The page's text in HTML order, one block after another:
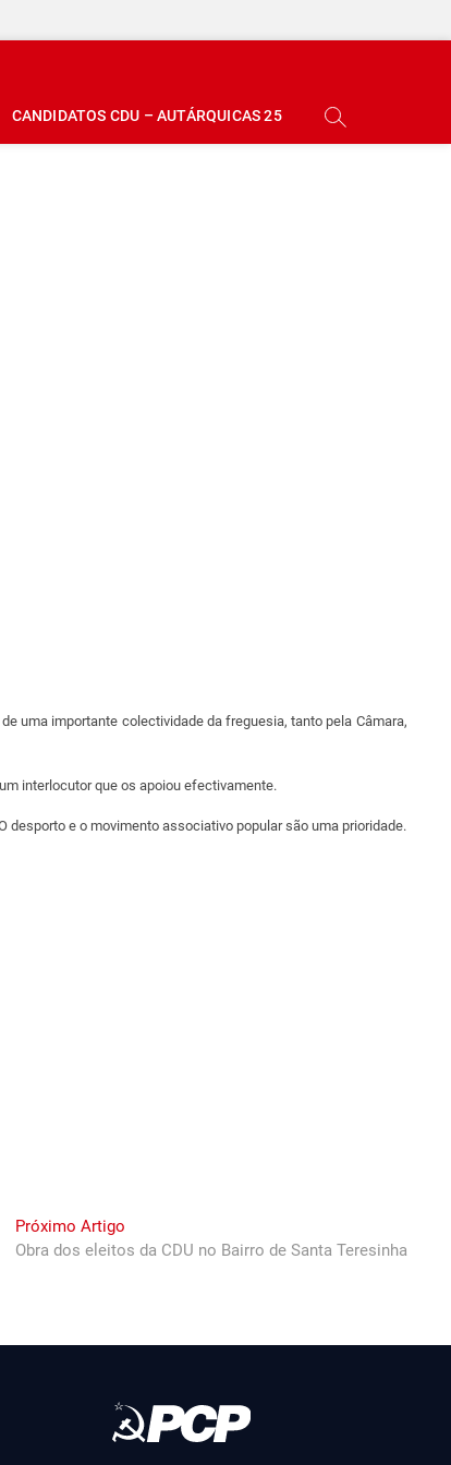
CANDIDATOS CDU – AUTÁRQUICAS 25
uma importante colectividade da freguesia, tanto pela Câmara,
interlocutor que os apoiou efectivamente.
desporto e o movimento associativo popular são uma prioridade.
Próximo ArtigoNext
post:
Obra dos eleitos da CDU no Bairro de Santa Teresinha